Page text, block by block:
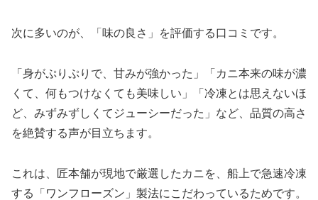
次に多いのが、「味の良さ」を評価する口コミです。
「身がぷりぷりで、甘みが強かった」「カニ本来の味が濃
くて、何もつけなくても美味しい」「冷凍とは思えないほ
ど、みずみずしくてジューシーだった」など、品質の高さ
を絶賛する声が目立ちます。
これは、匠本舗が現地で厳選したカニを、船上で急速冷凍
する「ワンフローズン」製法にこだわっているためです。